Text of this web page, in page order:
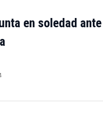
en soledad ante